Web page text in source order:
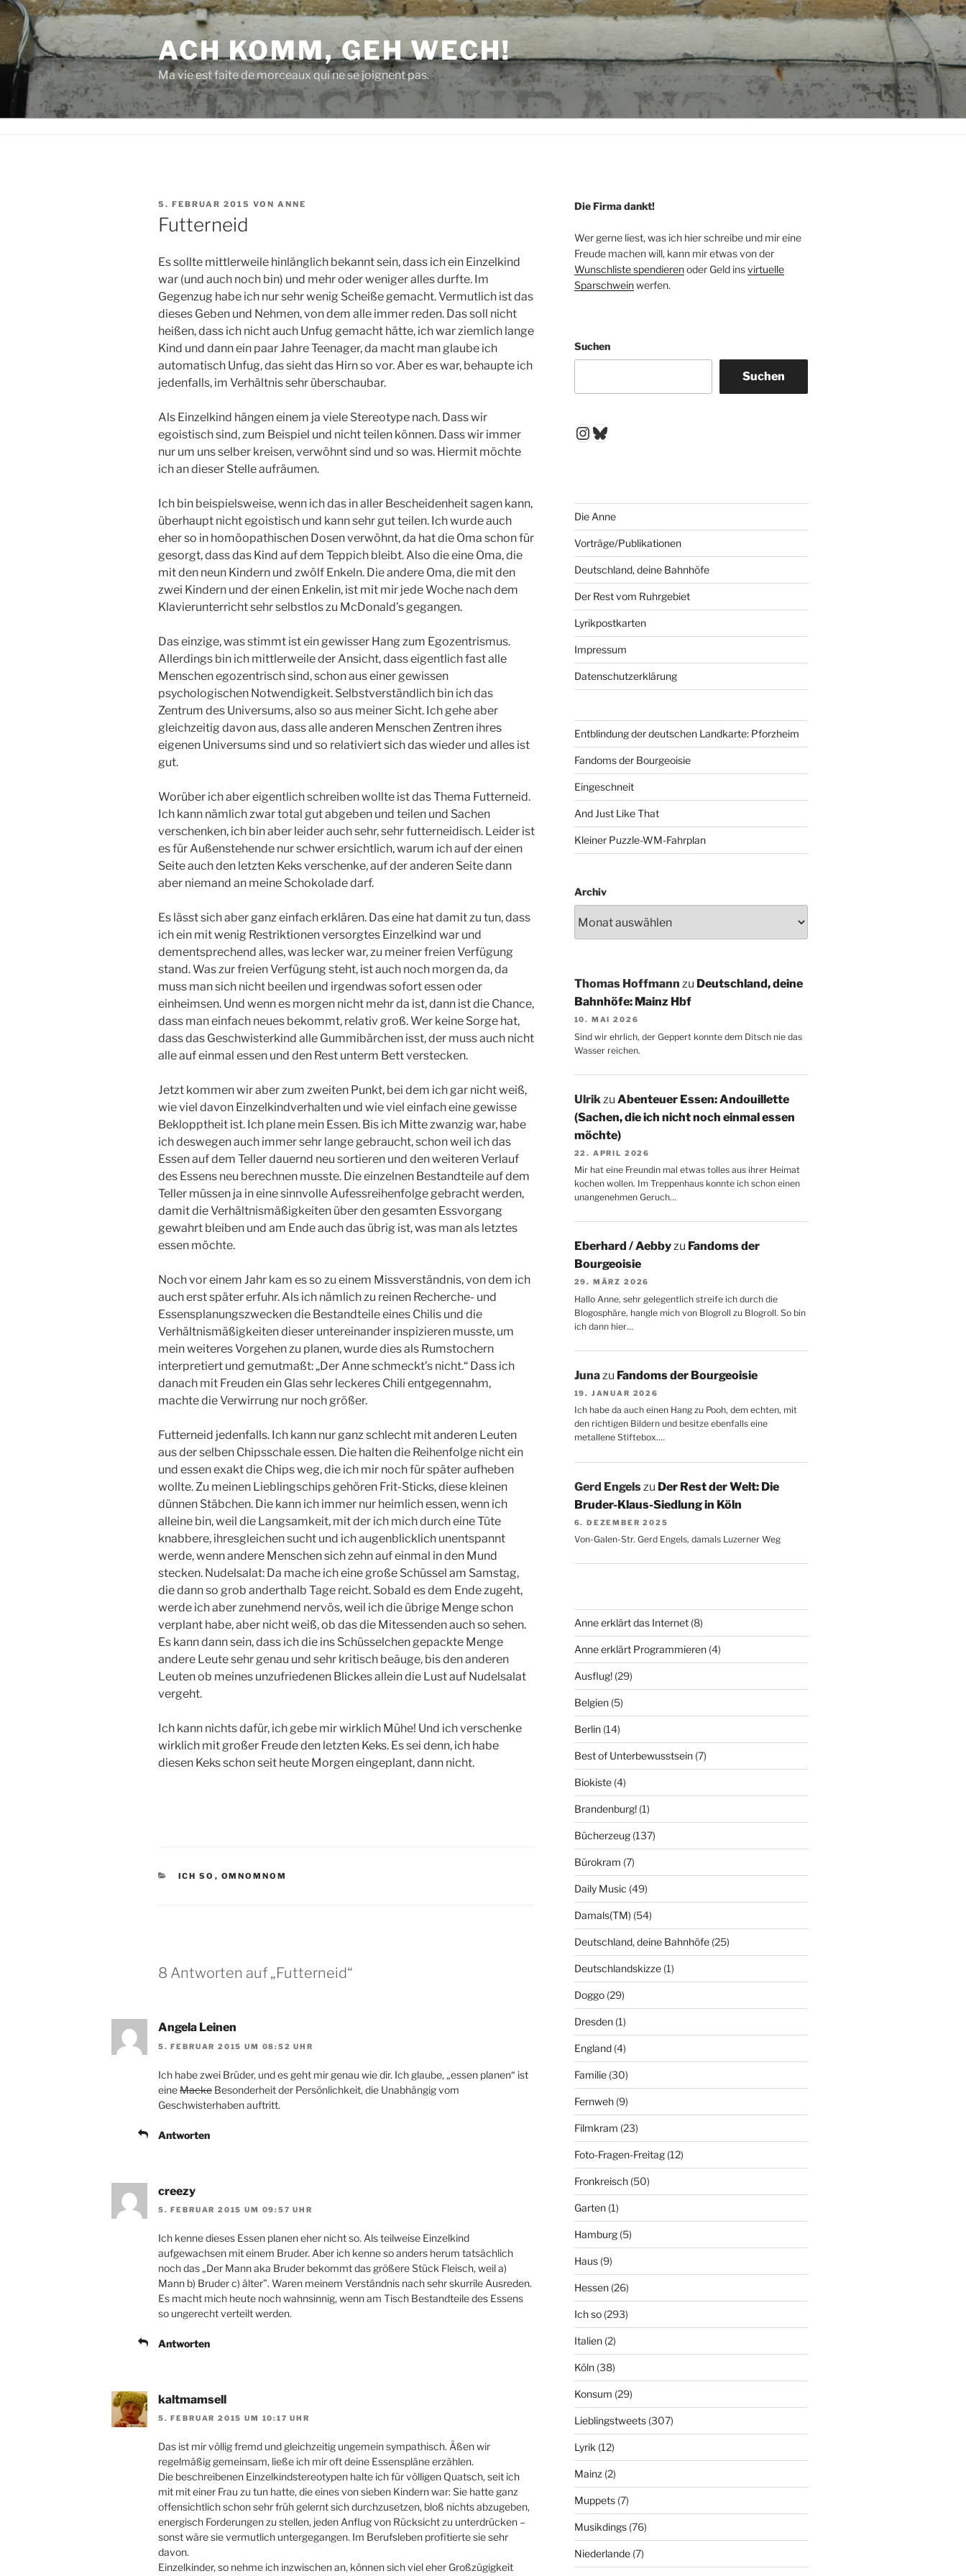
Zum
Inhalt
springen
ACH KOMM, GEH WECH!
Ma vie est faite de morceaux qui ne se joignent pas.
VERÖFFENTLICHT
AM
5. FEBRUAR 2015 VON ANNE
Futterneid
Es sollte mittlerweile hinlänglich bekannt sein, dass ich ein Einzelkind
war (und auch noch bin) und mehr oder weniger alles durfte. Im
Gegenzug habe ich nur sehr wenig Scheiße gemacht. Vermutlich ist das
dieses Geben und Nehmen, von dem alle immer reden. Das soll nicht
heißen, dass ich nicht auch Unfug gemacht hätte, ich war ziemlich lange
Kind und dann ein paar Jahre Teenager, da macht man glaube ich
automatisch Unfug, das sieht das Hirn so vor. Aber es war, behaupte ich
jedenfalls, im Verhältnis sehr überschaubar.
Als Einzelkind hängen einem ja viele Stereotype nach. Dass wir
egoistisch sind, zum Beispiel und nicht teilen können. Dass wir immer
nur um uns selber kreisen, verwöhnt sind und so was. Hiermit möchte
ich an dieser Stelle aufräumen.
Ich bin beispielsweise, wenn ich das in aller Bescheidenheit sagen kann,
überhaupt nicht egoistisch und kann sehr gut teilen. Ich wurde auch
eher so in homöopathischen Dosen verwöhnt, da hat die Oma schon für
gesorgt, dass das Kind auf dem Teppich bleibt. Also die eine Oma, die
mit den neun Kindern und zwölf Enkeln. Die andere Oma, die mit den
zwei Kindern und der einen Enkelin, ist mit mir jede Woche nach dem
Klavierunterricht sehr selbstlos zu McDonald’s gegangen.
Das einzige, was stimmt ist ein gewisser Hang zum Egozentrismus.
Allerdings bin ich mittlerweile der Ansicht, dass eigentlich fast alle
Menschen egozentrisch sind, schon aus einer gewissen
psychologischen Notwendigkeit. Selbstverständlich bin ich das
Zentrum des Universums, also so aus meiner Sicht. Ich gehe aber
gleichzeitig davon aus, dass alle anderen Menschen Zentren ihres
eigenen Universums sind und so relativiert sich das wieder und alles ist
gut.
Worüber ich aber eigentlich schreiben wollte ist das Thema Futterneid.
Ich kann nämlich zwar total gut abgeben und teilen und Sachen
verschenken, ich bin aber leider auch sehr, sehr futterneidisch. Leider ist
es für Außenstehende nur schwer ersichtlich, warum ich auf der einen
Seite auch den letzten Keks verschenke, auf der anderen Seite dann
aber niemand an meine Schokolade darf.
Es lässt sich aber ganz einfach erklären. Das eine hat damit zu tun, dass
ich ein mit wenig Restriktionen versorgtes Einzelkind war und
dementsprechend alles, was lecker war, zu meiner freien Verfügung
stand. Was zur freien Verfügung steht, ist auch noch morgen da, da
muss man sich nicht beeilen und irgendwas sofort essen oder
einheimsen. Und wenn es morgen nicht mehr da ist, dann ist die Chance,
dass man einfach neues bekommt, relativ groß. Wer keine Sorge hat,
dass das Geschwisterkind alle Gummibärchen isst, der muss auch nicht
alle auf einmal essen und den Rest unterm Bett verstecken.
Jetzt kommen wir aber zum zweiten Punkt, bei dem ich gar nicht weiß,
wie viel davon Einzelkindverhalten und wie viel einfach eine gewisse
Beklopptheit ist. Ich plane mein Essen. Bis ich Mitte zwanzig war, habe
ich deswegen auch immer sehr lange gebraucht, schon weil ich das
Essen auf dem Teller dauernd neu sortieren und den weiteren Verlauf
des Essens neu berechnen musste. Die einzelnen Bestandteile auf dem
Teller müssen ja in eine sinnvolle Aufessreihenfolge gebracht werden,
damit die Verhältnismäßigkeiten über den gesamten Essvorgang
gewahrt bleiben und am Ende auch das übrig ist, was man als letztes
essen möchte.
Noch vor einem Jahr kam es so zu einem Missverständnis, von dem ich
auch erst später erfuhr. Als ich nämlich zu reinen Recherche- und
Essensplanungszwecken die Bestandteile eines Chilis und die
Verhältnismäßigkeiten dieser untereinander inspizieren musste, um
mein weiteres Vorgehen zu planen, wurde dies als Rumstochern
interpretiert und gemutmaßt: „Der Anne schmeckt’s nicht.“ Dass ich
danach mit Freuden ein Glas sehr leckeres Chili entgegennahm,
machte die Verwirrung nur noch größer.
Futterneid jedenfalls. Ich kann nur ganz schlecht mit anderen Leuten
aus der selben Chipsschale essen. Die halten die Reihenfolge nicht ein
und essen exakt die Chips weg, die ich mir noch für später aufheben
wollte. Zu meinen Lieblingschips gehören Frit-Sticks, diese kleinen
dünnen Stäbchen. Die kann ich immer nur heimlich essen, wenn ich
alleine bin, weil die Langsamkeit, mit der ich mich durch eine Tüte
knabbere, ihresgleichen sucht und ich augenblicklich unentspannt
werde, wenn andere Menschen sich zehn auf einmal in den Mund
stecken. Nudelsalat: Da mache ich eine große Schüssel am Samstag,
die dann so grob anderthalb Tage reicht. Sobald es dem Ende zugeht,
werde ich aber zunehmend nervös, weil ich die übrige Menge schon
verplant habe, aber nicht weiß, ob das die Mitessenden auch so sehen.
Es kann dann sein, dass ich die ins Schüsselchen gepackte Menge
andere Leute sehr genau und sehr kritisch beäuge, bis den anderen
Leuten ob meines unzufriedenen Blickes allein die Lust auf Nudelsalat
vergeht.
Ich kann nichts dafür, ich gebe mir wirklich Mühe! Und ich verschenke
wirklich mit großer Freude den letzten Keks. Es sei denn, ich habe
diesen Keks schon seit heute Morgen eingeplant, dann nicht.
KATEGORIEN
ICH SO , OMNOMNOM
8 Antworten auf „Futterneid“
Angela Leinen
5. FEBRUAR 2015 UM 08:52 UHR
Ich habe zwei Brüder, und es geht mir genau wie dir. Ich glaube, „essen planen“ ist
eineMacke Besonderheit der Persönlichkeit, die Unabhängig vom
Geschwisterhaben auftritt.
Antworten
creezy
5. FEBRUAR 2015 UM 09:57 UHR
Ich kenne dieses Essen planen eher nicht so. Als teilweise Einzelkind
aufgewachsen mit einem Bruder. Aber ich kenne so anders herum tatsächlich
noch das „Der Mann aka Bruder bekommt das größere Stück Fleisch, weil a)
Mann b) Bruder c) älter”. Waren meinem Verständnis nach sehr skurrile Ausreden.
Es macht mich heute noch wahnsinnig, wenn am Tisch Bestandteile des Essens
so ungerecht verteilt werden.
Antworten
kaltmamsell
5. FEBRUAR 2015 UM 10:17 UHR
Das ist mir völlig fremd und gleichzeitig ungemein sympathisch. Äßen wir
regelmäßig gemeinsam, ließe ich mir oft deine Essenspläne erzählen.
Die beschreibenen Einzelkindstereotypen halte ich für völligen Quatsch, seit ich
mit mit einer Frau zu tun hatte, die eines von sieben Kindern war: Sie hatte ganz
offensichtlich schon sehr früh gelernt sich durchzusetzen, bloß nichts abzugeben,
energisch Forderungen zu stellen, jeden Anflug von Rücksicht zu unterdrücken –
sonst wäre sie vermutlich untergegangen. Im Berufsleben profitierte sie sehr
davon.
Einzelkinder, so nehme ich inzwischen an, können sich viel eher Großzügigkeit
Die Firma dankt!
Wer gerne liest, was ich hier schreibe und mir eine
Freude machen will, kann mir etwas von der
Wunschliste spendierenoder Geld insvirtuelle
Sparschweinwerfen.
Suchen
Suchen
Instagram
Bluesky
Die Anne
Vorträge/Publikationen
Deutschland, deine Bahnhöfe
Der Rest vom Ruhrgebiet
Lyrikpostkarten
Impressum
Datenschutzerklärung
Entblindung der deutschen Landkarte: Pforzheim
Fandoms der Bourgeoisie
Eingeschneit
And Just Like That
Kleiner Puzzle-WM-Fahrplan
Archiv
Thomas Hoffmann zu Deutschland, deine
Bahnhöfe: Mainz Hbf
10. MAI 2026
Sind wir ehrlich, der Geppert konnte dem Ditsch nie das
Wasser reichen.
Ulrikzu Abenteuer Essen: Andouillette
(Sachen, die ich nicht noch einmal essen
möchte)
22. APRIL 2026
Mir hat eine Freundin mal etwas tolles aus ihrer Heimat
kochen wollen. Im Treppenhaus konnte ich schon einen
unangenehmen Geruch…
Eberhard / Aebbyzu Fandoms der
Bourgeoisie
29. MÄRZ 2026
Hallo Anne, sehr gelegentlich streife ich durch die
Blogosphäre, hangle mich von Blogroll zu Blogroll. So bin
ich dann hier…
Junazu Fandoms der Bourgeoisie
19. JANUAR 2026
Ich habe da auch einen Hang zu Pooh, dem echten, mit
den richtigen Bildern und besitze ebenfalls eine
metallene Stiftebox.…
Gerd Engelszu Der Rest der Welt: Die
Bruder-Klaus-Siedlung in Köln
6. DEZEMBER 2025
Von-Galen-Str. Gerd Engels, damals Luzerner Weg
Anne erklärt das Internet(8)
Anne erklärt Programmieren(4)
Ausflug!(29)
Belgien(5)
Berlin(14)
Best of Unterbewusstsein(7)
Biokiste(4)
Brandenburg!(1)
Bücherzeug(137)
Bürokram (7)
Daily Music (49)
Damals(TM) (54)
Deutschland, deine Bahnhöfe(25)
Deutschlandskizze(1)
Doggo(29)
Dresden(1)
England(4)
Familie(30)
Fernweh(9)
Filmkram (23)
Foto-Fragen-Freitag(12)
Fronkreisch(50)
Garten(1)
Hamburg(5)
Haus(9)
Hessen(26)
Ich so(293)
Italien(2)
Köln(38)
Konsum (29)
Lieblingstweets(307)
Lyrik (12)
Mainz (2)
Muppets(7)
Musikdings(76)
Niederlande(7)